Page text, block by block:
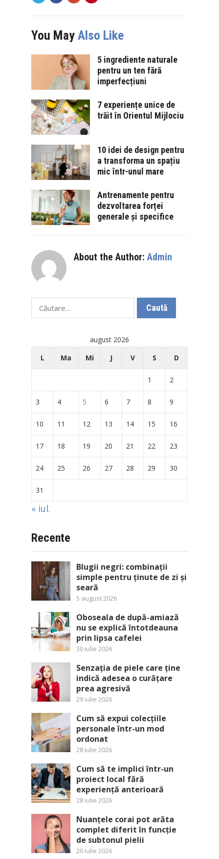
You May Also Like
5 ingrediente naturale
pentru un ten fără
imperfecțiuni
7 experiențe unice de
trăit în Orientul Mijlociu
10 idei de design pentru
a transforma un spațiu
mic într-unul mare
Antrenamente pentru
dezvoltarea forței
generale și specifice
About the Author: Admin
Caută
după:
august 2026
L
Ma Mi J V S D
1 2
3 4 5 6 7 8 9
10 11 12 13 14 15 16
17 18 19 20 21 22 23
24 25 26 27 28 29 30
31
« iul.
Recente
Blugii negri: combinații
simple pentru ținute de zi și
seară
5 august 2026
Oboseala de după-amiază
nu se explică întotdeauna
prin lipsa cafelei
30 iulie 2026
Senzația de piele care ține
indică adesea o curățare
prea agresivă
29 iulie 2026
Cum să expui colecțiile
personale într-un mod
ordonat
28 iulie 2026
Cum să te implici într-un
proiect local fără
experiență anterioară
28 iulie 2026
Nuanțele corai pot arăta
complet diferit în funcție
de subtonul pielii
20 iulie 2026